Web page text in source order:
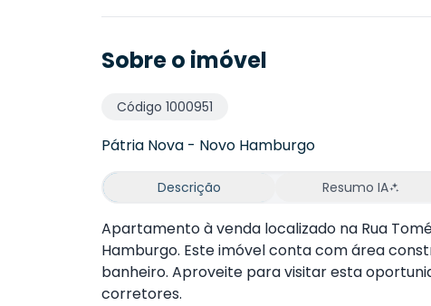
Sobre o imóvel
Código 1000951
Pátria Nova - Novo Hamburgo
Descrição Resumo IA
Apartamento à venda localizado na Rua
Hamburgo. Este imóvel conta com área
banheiro. Aproveite para visitar esta
corretores.